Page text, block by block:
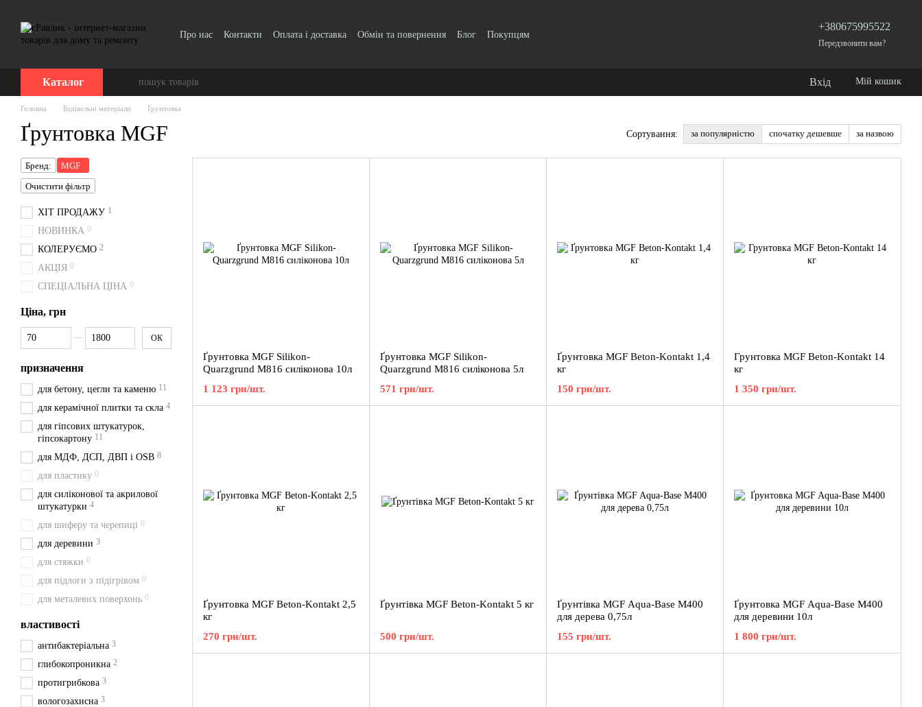
Про нас Контакти Оплата і доставка Обмін та повернення Блог Покупцям
+380675995522
Передзвонити вам?
Каталог Вхід Мій кошик
Головна Будівельні матеріали Ґрунтовка
Ґрунтовка MGF Сортування: за популярністю спочатку дешевше за назвою
Ґрунтовка MGF Silikon-
Quarzgrund M816 силіконова 10л
1 123 грн/шт.
Ґрунтовка MGF Silikon-
Quarzgrund M816 силіконова 5л
571 грн/шт.
Ґрунтовка MGF Beton-Kontakt 1,4
кг
150 грн/шт.
Грунтовка MGF Beton-Kontakt 14
кг
1 350 грн/шт.
Ґрунтовка MGF Beton-Kontakt 2,5
кг
270 грн/шт.
Ґрунтівка MGF Beton-Kontakt 5 кг
500 грн/шт.
Ґрунтівка MGF Aqua-Ваse M400
для дерева 0,75л
155 грн/шт.
Ґрунтовка MGF Aqua-Ваse M400
для деревини 10л
1 800 грн/шт.
Бренд:
MGF
Очистити фільтр
ХІТ ПРОДАЖУ 1
НОВИНКА 0
КОЛЕРУЄМО 2
АКЦІЯ 0
СПЕЦІАЛЬНА ЦІНА 0
Ціна, грн
Від Ціна, грн
До Ціна, грн
ОК
призначення
для бетону, цегли та каменю 11
для керамічної плитки та скла 4
для гіпсових штукатурок,
гіпсокартону 11
для МДФ, ДСП, ДВП і OSB 8
для пластику 0
для силіконової та акрилової
штукатурки 4
для шиферу та черепиці 0
для деревини 3
для стяжки 0
для підлоги з підігрівом 0
для металевих поверхонь 0
властивості
антибактеріальна 3
глибокопроникна 2
протигрибкова 3
вологозахисна 3